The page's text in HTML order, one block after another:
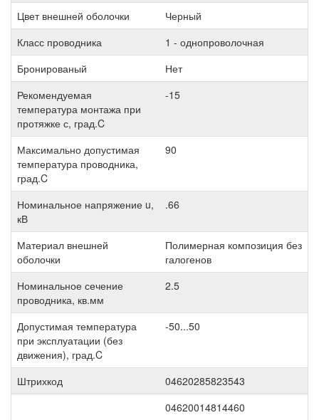
Цвет внешней оболочки
Черный
Класс проводника
1 - однопроволочная
Бронированый
Нет
Рекомендуемая
температура монтажа при
протяжке с, град.C
-15
Максимально допустимая
температура проводника,
град.C
90
Номинальное напряжение u,
кВ
.66
Материал внешней
оболочки
Полимерная композиция без
галогенов
Номинальное сечение
проводника, кв.мм
2.5
Допустимая температура
при эксплуатации (без
движения), град.C
-50...50
Штрихкод
04620285823543
04620014814460